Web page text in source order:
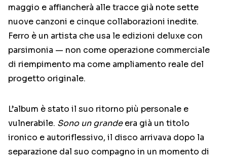
maggio e affiancherà alle tracce già note sette
nuove canzoni e cinque collaborazioni inedite.
Ferro è un artista che usa le edizioni deluxe con
parsimonia — non come operazione commerciale
di riempimento ma come ampliamento reale del
progetto originale.
L’album è stato il suo ritorno più personale e
vulnerabile. Sono un grandeera già un titolo
ironico e autoriflessivo, il disco arrivava dopo la
separazione dal suo compagno in un momento di